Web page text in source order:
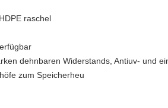
raschel
dehnbaren Widerstands, Antiuv- und
zum Speicherheu